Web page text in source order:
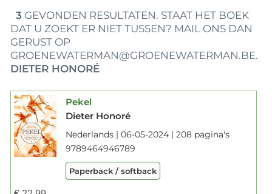
3GEVONDEN RESULTATEN. STAAT HET BOEK
DAT U ZOEKT ER NIET TUSSEN? MAIL ONS DAN
GERUST OP
GROENEWATERMAN@GROENEWATERMAN.BE.
DIETER HONORÉ
Pekel
Dieter Honoré
Nederlands | 06-05-2024 | 208 pagina's
9789464946789
Paperback / softback